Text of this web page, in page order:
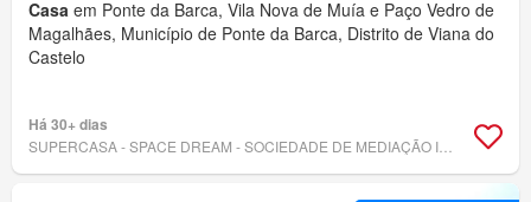
Casa em Ponte da Barca, Vila Nova de Muía e Paço Vedro de
Magalhães, Município de Ponte da Barca, Distrito de Viana do
Castelo
Há 30+ dias